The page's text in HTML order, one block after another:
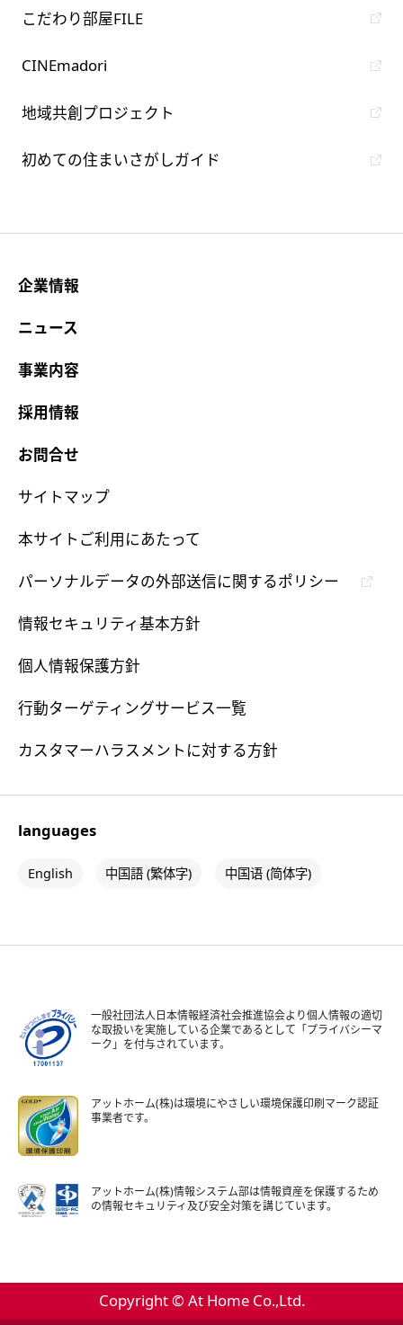
こだわり部屋FILE
CINEmadori
地域共創プロジェクト
初めての住まいさがしガイド
企業情報
ニュース
事業内容
採用情報
お問合せ
サイトマップ
本サイトご利用にあたって
パーソナルデータの外部送信に関するポリシー
情報セキュリティ基本方針
個人情報保護方針
行動ターゲティングサービス一覧
カスタマーハラスメントに対する方針
languages
English 中国語 (繁体字) 中国语 (简体字)
一般社団法人日本情報経済社会推進協会より個人情報の適切
な取扱いを実施している企業であるとして「プライバシーマ
ーク」を付与されています。
アットホーム(株)は環境にやさしい環境保護印刷マーク認証
事業者です。
アットホーム(株)情報システム部は情報資産を保護するため
の情報セキュリティ及び安全対策を講じています。
Copyright © At Home Co.,Ltd.